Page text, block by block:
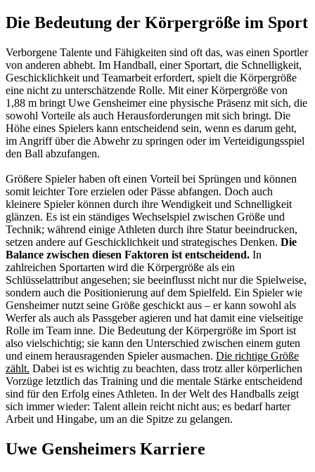
Die Bedeutung der Körpergröße im Sport
Verborgene Talente und Fähigkeiten sind oft das, was einen Sportler
von anderen abhebt. Im Handball, einer Sportart, die Schnelligkeit,
Geschicklichkeit und Teamarbeit erfordert, spielt die Körpergröße
eine nicht zu unterschätzende Rolle. Mit einer Körpergröße von
1,88 m bringt Uwe Gensheimer eine physische Präsenz mit sich, die
sowohl Vorteile als auch Herausforderungen mit sich bringt. Die
Höhe eines Spielers kann entscheidend sein, wenn es darum geht,
im Angriff über die Abwehr zu springen oder im Verteidigungsspiel
den Ball abzufangen.
Größere Spieler haben oft einen Vorteil bei Sprüngen und können
somit leichter Tore erzielen oder Pässe abfangen. Doch auch
kleinere Spieler können durch ihre Wendigkeit und Schnelligkeit
glänzen. Es ist ein ständiges Wechselspiel zwischen Größe und
Technik; während einige Athleten durch ihre Statur beeindrucken,
setzen andere auf Geschicklichkeit und strategisches Denken. Die
Balance zwischen diesen Faktoren ist entscheidend. In
zahlreichen Sportarten wird die Körpergröße als ein
Schlüsselattribut angesehen; sie beeinflusst nicht nur die Spielweise,
sondern auch die Positionierung auf dem Spielfeld. Ein Spieler wie
Gensheimer nutzt seine Größe geschickt aus – er kann sowohl als
Werfer als auch als Passgeber agieren und hat damit eine vielseitige
Rolle im Team inne. Die Bedeutung der Körpergröße im Sport ist
also vielschichtig; sie kann den Unterschied zwischen einem guten
und einem herausragenden Spieler ausmachen. Die richtige Größe
zählt. Dabei ist es wichtig zu beachten, dass trotz aller körperlichen
Vorzüge letztlich das Training und die mentale Stärke entscheidend
sind für den Erfolg eines Athleten. In der Welt des Handballs zeigt
sich immer wieder: Talent allein reicht nicht aus; es bedarf harter
Arbeit und Hingabe, um an die Spitze zu gelangen.
Uwe Gensheimers Karriere